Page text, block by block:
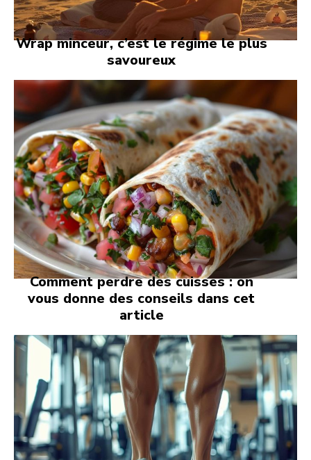
Wrap minceur, c’est le régime le plus
savoureux
Comment perdre des cuisses : on
vous donne des conseils dans cet
article